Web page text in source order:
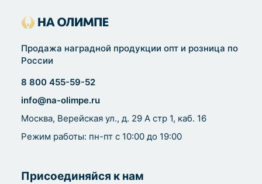
Продажа наградной продукции опт и розница по
России
8 800 455-59-52
info@na-olimpe.ru
Москва, Верейская ул., д. 29 А стр 1, каб. 16
Режим работы: пн-пт с 10:00 до 19:00
Присоединяйся к нам